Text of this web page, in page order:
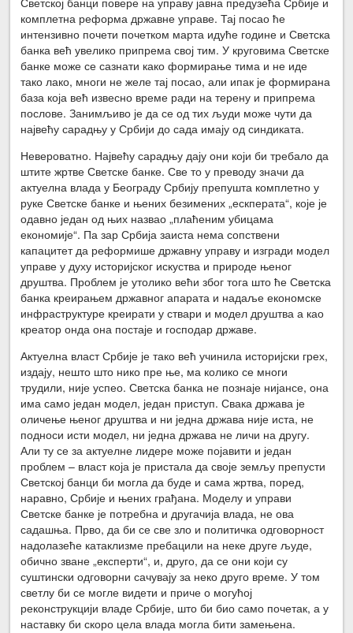
комплетна реформа државне управе. Тај посао ће
интензивно почети почетком марта идуће године и Светска
банка већ увелико припрема свој тим. У круговима Светске
банке може се сазнати како формирање тима и не иде
тако лако, многи не желе тај посао, али ипак је формирана
база која већ извесно време ради на терену и припрема
послове. Занимљиво је да се од тих људи може чути да
највећу сарадњу у Србији до сада имају од синдиката.
Невероватно. Највећу сарадњу дају они који би требало да
штите жртве Светске банке. Све то у преводу значи да
актуелна влада у Београду Србију препушта комплетно у
руке Светске банке и њених безимених „ескперата“, које је
одавно један од њих назвао „плаћеним убицама
економије“. Па зар Србија заиста нема сопствени
капацитет да реформише државну управу и изгради модел
управе у духу историјског искуства и природе њеног
друштва. Проблем је утолико већи због тога што ће Светска
банка креирањем државног апарата и надаље економске
инфраструктуре креирати у ствари и модел друштва а као
креатор онда она постаје и господар државе.
Актуелна власт Србије је тако већ учинила историјски грех,
издају, нешто што нико пре ње, ма колико се многи
трудили, није успео. Светска банка не познаје нијансе, она
има само један модел, један приступ. Свака држава је
оличење њеног друштва и ни једна држава није иста, не
подноси исти модел, ни једна држава не личи на другу.
Али ту се за актуелне лидере може појавити и један
проблем – власт која је пристала да своје земљу препусти
Светској банци би могла да буде и сама жртва, поред,
наравно, Србије и њених грађана. Моделу и управи
Светске банке је потребна и другачија влада, не ова
садашња. Прво, да би се све зло и политичка одговорност
надолазеће катаклизме пребацили на неке друге људе,
обично зване „експерти“, и, друго, да се они који су
суштински одговорни сачувају за неко друго време. У том
светлу би се могле видети и приче о могућој
реконструкцији владе Србије, што би био само почетак, а у
наставку би скоро цела влада могла бити замењена.